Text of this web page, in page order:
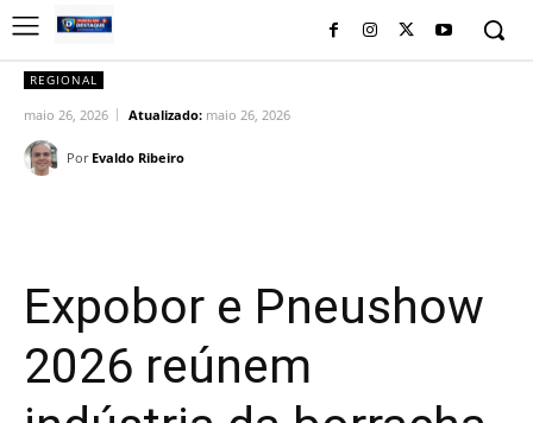
REGIONAL
maio 26, 2026 Atualizado: maio 26, 2026
Por Evaldo Ribeiro
Expobor e Pneushow
2026 reúnem